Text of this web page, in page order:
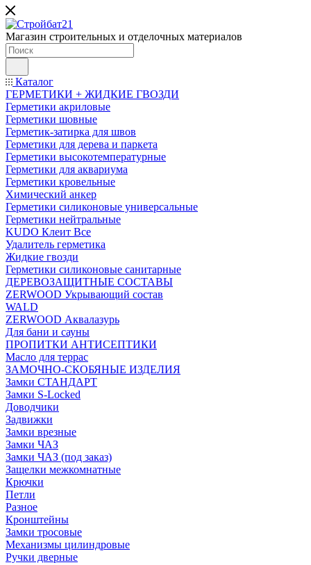
Магазин строительных и отделочных материалов
Каталог
ГЕРМЕТИКИ + ЖИДКИЕ ГВОЗДИ
Герметики акриловые
Герметики шовные
Герметик-затирка для швов
Герметики для дерева и паркета
Герметики высокотемпературные
Герметики для аквариума
Герметики кровельные
Химический анкер
Герметики силиконовые универсальные
Герметики нейтральные
KUDO Клеит Все
Удалитель герметика
Жидкие гвозди
Герметики силиконовые санитарные
ДЕРЕВОЗАЩИТНЫЕ СОСТАВЫ
ZERWOOD Укрывающий состав
WALD
ZERWOOD Аквалазурь
Для бани и сауны
ПРОПИТКИ АНТИСЕПТИКИ
Масло для террас
ЗАМОЧНО-СКОБЯНЫЕ ИЗДЕЛИЯ
Замки СТАНДАРТ
Замки S-Locked
Доводчики
Задвижки
Замки врезные
Замки ЧАЗ
Замки ЧАЗ (под заказ)
Защелки межкомнатные
Крючки
Петли
Разное
Кронштейны
Замки тросовые
Механизмы цилиндровые
Ручки дверные